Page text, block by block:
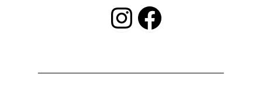
INSTAGRAM Facebook